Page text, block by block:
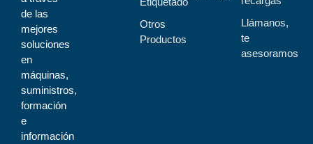
de las
mejores
soluciones
en
máquinas,
suministros,
formación
e
información
Otros
Productos
Llámanos,
te
asesoramos